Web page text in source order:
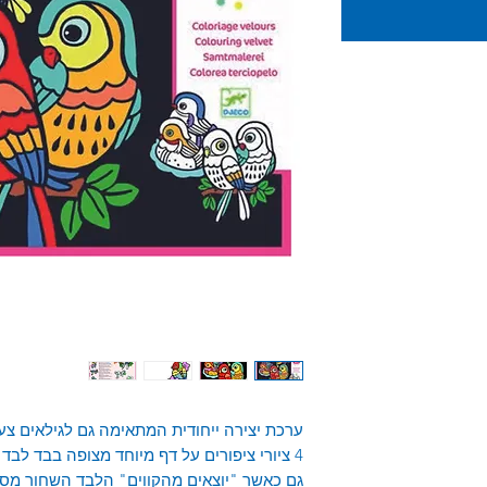
ערכת יצירה ייחודית המתאימה גם לגילאים
4 ציורי ציפורים על דף מיוחד מצופה בבד לבד שחור.
גם כאשר "יוצאים מהקווים" הלבד השחור